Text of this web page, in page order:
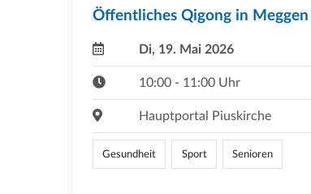
Öffentliches Qigong in Meggen
Di, 19. Mai 2026
10:00 - 11:00 Uhr
Hauptportal Piuskirche
Gesundheit Sport Senioren